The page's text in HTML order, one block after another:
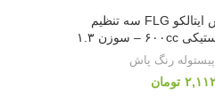
پیستوله رنگ پاش ایتالکو FLG سه تنظیم
پیستوله رنگ پاش
تومان